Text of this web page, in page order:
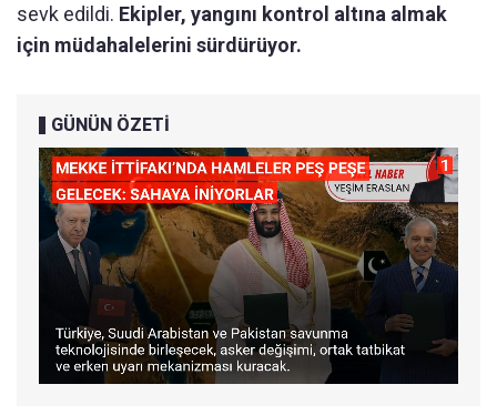
sevk edildi. Ekipler, yangını kontrol altına almak
için müdahalelerini sürdürüyor.
GÜNÜN ÖZETİ